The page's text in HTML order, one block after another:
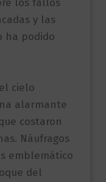
los fallos
y las
ha podido
cielo
alarmante
costaron
Náufragos
emblemático
del